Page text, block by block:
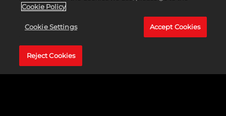
Cookie Policy
Cookie Settings Accept Cookies
Reject Cookies